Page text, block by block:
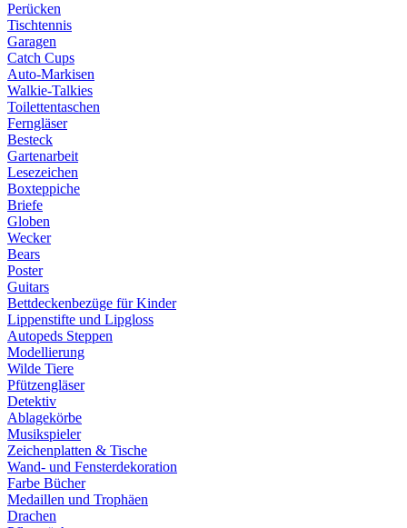
Perücken
Tischtennis
Garagen
Catch Cups
Auto-Markisen
Walkie-Talkies
Toilettentaschen
Ferngläser
Besteck
Gartenarbeit
Lesezeichen
Boxteppiche
Briefe
Globen
Wecker
Bears
Poster
Guitars
Bettdeckenbezüge für Kinder
Lippenstifte und Lipgloss
Autopeds Steppen
Modellierung
Wilde Tiere
Pfützengläser
Detektiv
Ablagekörbe
Musikspieler
Zeichenplatten & Tische
Wand- und Fensterdekoration
Farbe Bücher
Medaillen und Trophäen
Drachen